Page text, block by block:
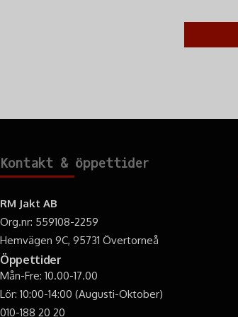
Kontakt & öppettider
RM Jakt AB
Org.nr: 559108-2259
Hemvägen 9C, 95731 Övertorneå
Öppettider
Mån-Fre: 10.00-17.00
Lör: 10:00-14:00 (Augusti-Oktober)
010-188 20 20